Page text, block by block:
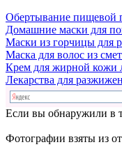
Обертывание пищевой
Домашние маски для
Маски из горчицы для
Маска для волос из
Крем для жирной кожи
Лекарства для
Если вы обнаружили в
Фотографии взяты из